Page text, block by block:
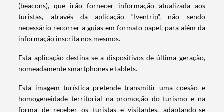
(beacons), que irão fornecer informação atualizada aos
turistas, através da aplicação “Iventrip”, não sendo
necessário recorrer a guias em formato papel, para além da
informação inscrita nos mesmos.
Esta aplicação destina-se a dispositivos de última geração,
nomeadamente smartphones e tablets.
Esta imagem turística pretende transmitir uma coesão e
homogeneidade territorial na promoção do turismo e na
forma de receber os turistas e visitantes, adaptando-se